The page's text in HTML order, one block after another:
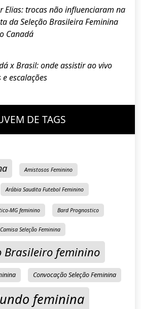
Elias: trocas não influenciaram na
da Seleção Brasileira Feminina
Canadá
x Brasil: onde assistir ao vivo
escalações
DE TAGS
Amistosos Feminino
Arábia Saudita Futebol Feminino
MG feminino Bard Prognostico
Camisa Seleção Feminina
Brasileiro feminino
Convocação Seleção Feminina
feminina